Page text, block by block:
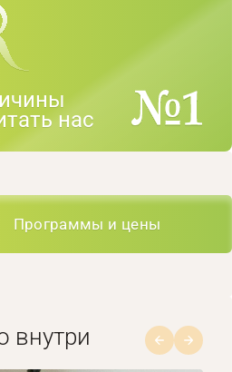
нас
Программы и цены
внутри